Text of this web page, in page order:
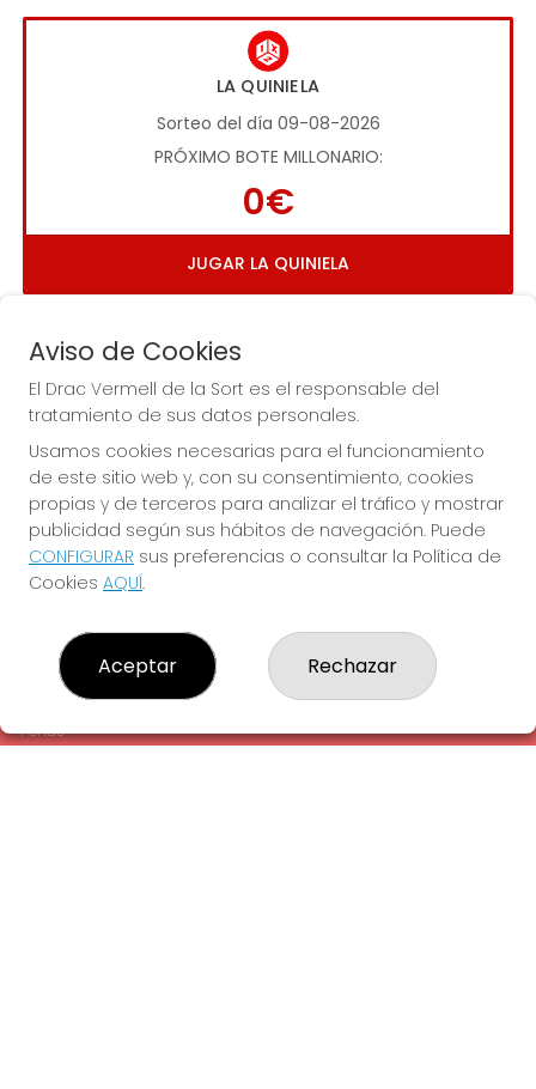
LA QUINIELA
Sorteo del día 09-08-2026
PRÓXIMO BOTE MILLONARIO:
0€
JUGAR LA QUINIELA
Imagen anterior
EL DRAC VERMELL DE LA SORT
¿Quiénes somos?
Comprar lotería
Contacto
Empresas
Peñas
Aviso de Cookies
El Drac Vermell de la Sort es el responsable del
tratamiento de sus datos personales.
Usamos cookies necesarias para el funcionamiento
de este sitio web y, con su consentimiento, cookies
propias y de terceros para analizar el tráfico y mostrar
publicidad según sus hábitos de navegación. Puede
CONFIGURAR sus preferencias o consultar la Política de
Cookies AQUÍ.
Aceptar Rechazar